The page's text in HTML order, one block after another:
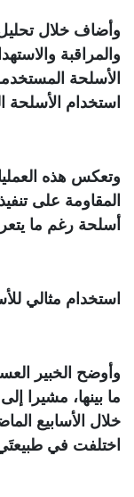
وأضاف خلال
والمراقبة
الأسلحة
استخدام الأسلحة
وتعكس هذه
المقاومة على
أسلحة رغم ما
استخدام مثالي
وأوضح الخبير
ما بينها، مشيرا
خلال الأسابيع
اختلفت في